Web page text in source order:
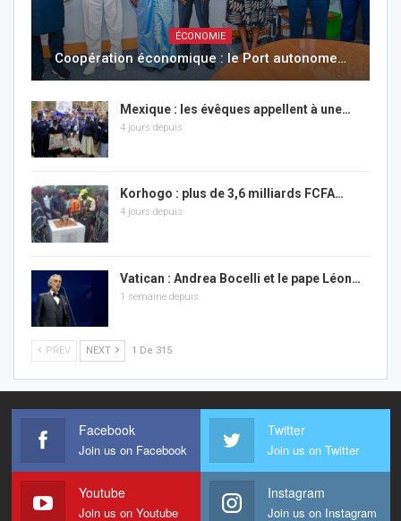
ÉCONOMIE
Coopération économique : le Port autonome…
Mexique : les évêques appellent à une…
4 jours depuis
Korhogo : plus de 3,6 milliards FCFA…
4 jours depuis
Vatican : Andrea Bocelli et le pape Léon…
1 semaine depuis
PREV NEXT 1 De 315
Facebook
Join us on Facebook
Twitter
Join us on Twitter
Youtube
Join us on Youtube
Instagram
Join us on Instagram